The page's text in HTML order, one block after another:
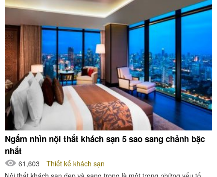
Ngắm nhìn nội thất khách sạn 5 sao sang chảnh bậc
nhất
61,603
Thiết kế khách sạn